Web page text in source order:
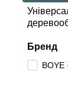
Бренд
BOYE